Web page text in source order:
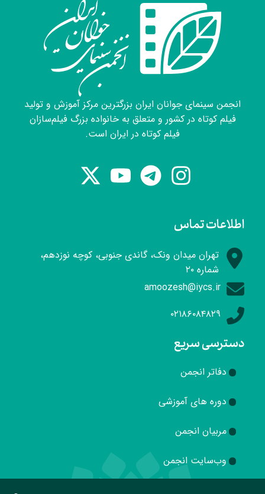
اطلاعات تماس
تهران میدان ونک، گاندی جنوبی، کوچه نوزدهم،
شماره ۲۰
amoozesh@iycs.ir
۰۲۱۸۶۰۸۴۸۲۹
انجمن سینمای جوانان ایران بزرگترین مرکز آموزش و تولید
فیلم کوتاه در کشور و متعلق به خانواده بزرگ فیلم‌سازان
فیلم کوتاه در ایران است.
دسترسی سریع
دفاتر انجمن
دوره های آموزشی
مربیان انجمن
وب‌سایت انجمن